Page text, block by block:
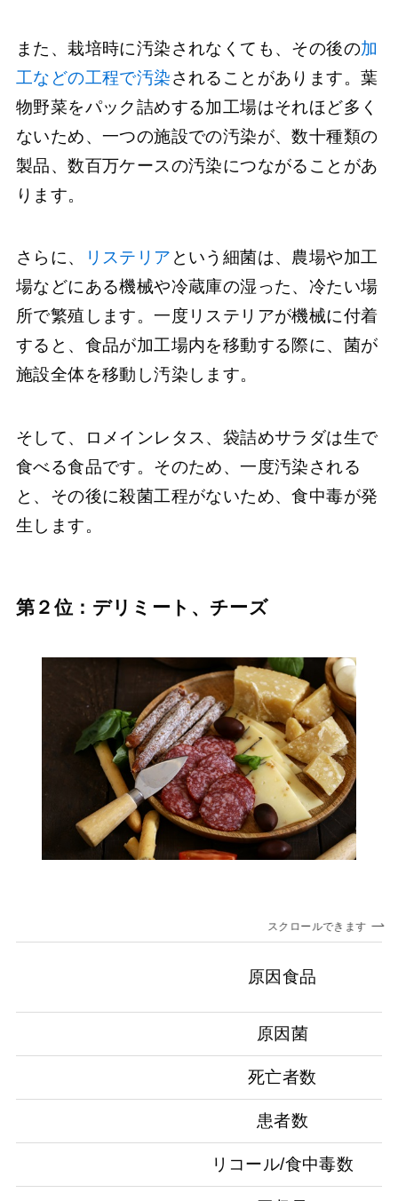
また、栽培時に汚染されなくても、その後の加
工などの工程で汚染されることがあります。葉
物野菜をパック詰めする加工場はそれほど多く
ないため、一つの施設での汚染が、数十種類の
製品、数百万ケースの汚染につながることがあ
ります。
さらに、 リステリア という細菌は、農場や加工
場などにある機械や冷蔵庫の湿った、冷たい場
所で繁殖します。一度リステリアが機械に付着
すると、食品が加工場内を移動する際に、菌が
施設全体を移動し汚染します。
そして、ロメインレタス、袋詰めサラダは生で
食べる食品です。そのため、一度汚染される
と、その後に殺菌工程がないため、食中毒が発
生します。
第２位：デリミート、チーズ
スクロールできます
原因食品
原因菌
死亡者数
患者数
リコール/食中毒数